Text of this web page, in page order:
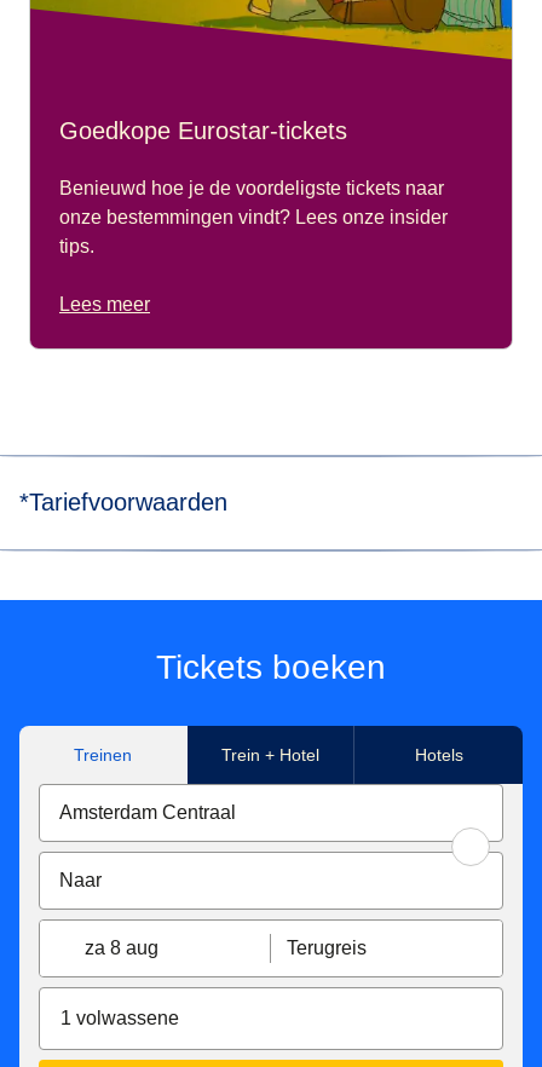
Goedkope Eurostar-tickets
Benieuwd hoe je de voordeligste tickets naar
onze bestemmingen vindt? Lees onze insider
tips.
Lees meer
*Tariefvoorwaarden
Onder voorbehoud van beschikbaarheid en alleen op
Prijzen kunnen variëren.
Tickets boeken
Treinen Trein + Hotel Hotels
za 8 aug Terugreis
1 volwassene